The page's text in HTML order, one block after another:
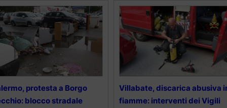
protesta a Borgo
blocco stradale
Villabate, discarica abusiva
fiamme: interventi dei Vigili